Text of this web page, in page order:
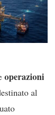
operazioni
al